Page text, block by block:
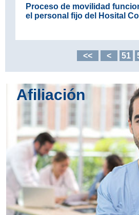
Proceso de movilidad
el personal fijo del Hosital
<< < 51
Afiliación